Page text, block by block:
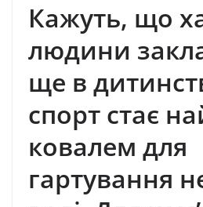
Кажуть, що
людини
ще в
спорт стає
ковалем для
гартування